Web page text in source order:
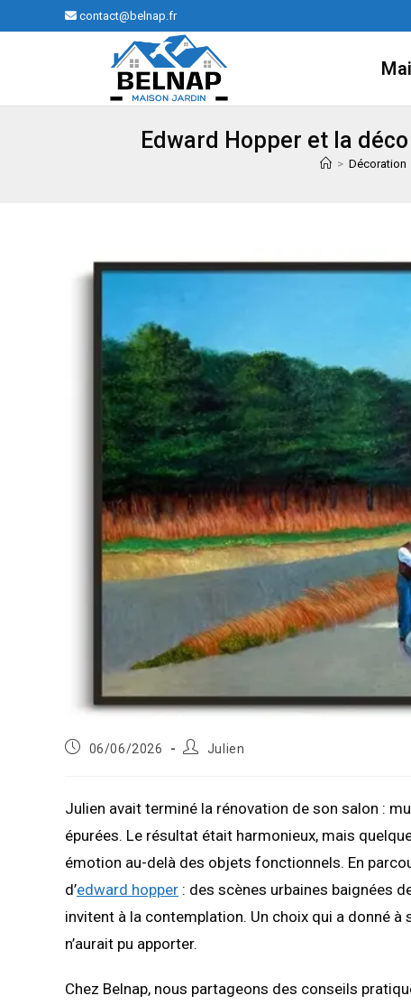
to
contact@belnap.fr
Edward Hopper et la
> Décoration
Publication
06/06/2026
Auteur/autrice
Julien
Julien avait terminé la rénovation de son salon :
épurées. Le résultat était harmonieux, mais
émotion au-delà des objets fonctionnels. En
d’edward hopper : des scènes urbaines baignées
invitent à la contemplation. Un choix qui a donné
n’aurait pu apporter.
Chez Belnap, nous partageons des conseils